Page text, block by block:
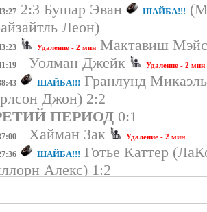
2:3 Бушар Эван ШАЙБА!!!
Леон)
Удаление - 2 мин Мактавиш
Уолман Джейк Удаление - 2 мин
ШАЙБА!!! Гранлунд
Джон) 2:2
ПЕРИОД 0:1
Хайман Зак Удаление - 2 мин
ШАЙБА!!! Готье Каттер
Алекс) 1:2
Уолман Джейк